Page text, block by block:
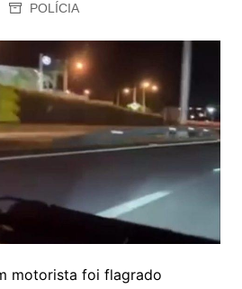
POLÍCIA
motorista foi flagrado